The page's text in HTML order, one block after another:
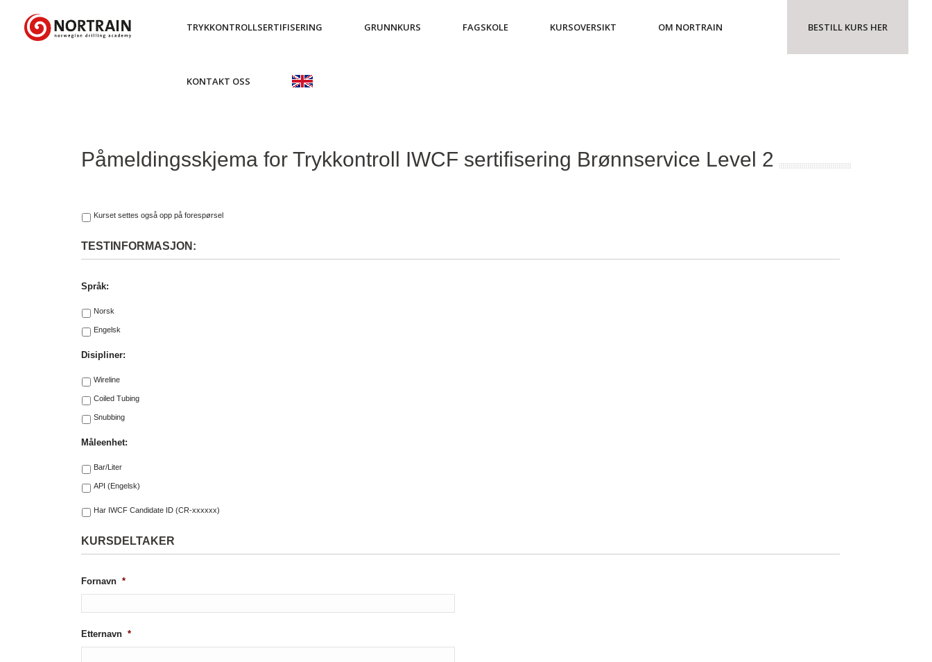
TRYKKONTROLLSERTIFISERING GRUNNKURS FAGSKOLE KURSOVERSIKT OM NORTRAIN
KONTAKT OSS
BESTILL KURS HER
Påmeldingsskjema for Trykkontroll IWCF sertifisering Brønnservice Level 2
This
is
placeholder
*
Kurset settes også opp på forespørsel
TESTINFORMASJON:
Språk:
Norsk
Engelsk
Disipliner:
Wireline
Coiled Tubing
Snubbing
Måleenhet:
Bar/Liter
API (Engelsk)
Select
a
Har IWCF Candidate ID (CR-xxxxxx)
KURSDELTAKER
Fornavn *
Etternavn *